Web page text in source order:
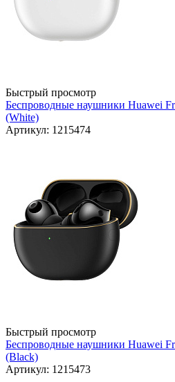
Быстрый просмотр
Беспроводные наушники Huawei
(White)
Артикул: 1215474
Быстрый просмотр
Беспроводные наушники Huawei
(Black)
Артикул: 1215473